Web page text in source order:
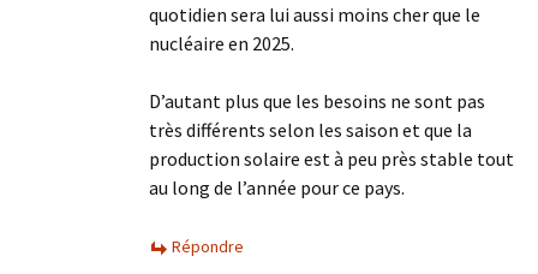
quotidien sera lui aussi moins cher que le
nucléaire en 2025.
D’autant plus que les besoins ne sont pas
très différents selon les saison et que la
production solaire est à peu près stable tout
au long de l’année pour ce pays.
Répondre